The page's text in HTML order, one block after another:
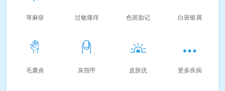
荨麻疹 过敏瘙痒 色斑胎记 白斑银屑
毛囊炎 灰指甲 皮肤疣 更多疾病